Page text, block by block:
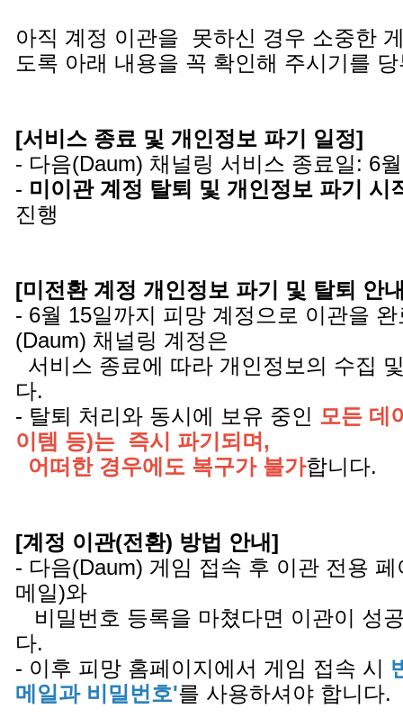
아직 계정 이관을 못하신 경우 소중한
도록 아래 내용을 꼭 확인해 주시기를
[서비스 종료 및 개인정보 파기 일정]
- 다음(Daum) 채널링 서비스 종료일: 6
- 미이관 계정 탈퇴 및 개인정보 파기 시
진행
[미전환 계정 개인정보 파기 및 탈퇴 안
- 6월 15일까지 피망 계정으로 이관을
(Daum) 채널링 계정은
서비스 종료에 따라 개인정보의 수집
다.
- 탈퇴 처리와 동시에 보유 중인 모든 데
이템 등)는 즉시 파기되며,
어떠한 경우에도 복구가 불가합니다.
[계정 이관(전환) 방법 안내]
- 다음(Daum) 게임 접속 후 이관 전용
메일)와
비밀번호 등록을 마쳤다면 이관이 성
다.
- 이후 피망 홈페이지에서 게임 접속 시
메일과 비밀번호'를 사용하셔야 합니다.